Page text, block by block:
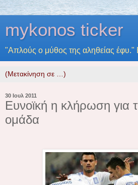
mykonos ticker
"Απλούς ο μύθος της αληθείας έφυ."
30 Ιουλ 2011
Ευνοϊκή η κλήρωση για
ομάδα